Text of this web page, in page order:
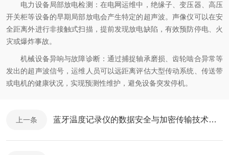
电力设备局部放电检测：在电网运维中，绝缘子、变压器、高压
开关柜等设备的早期局部放电会产生特定的超声波。声像仪可以在安
全距离外进行非接触式扫描，提前发现放电缺陷，有效预防停电、火
灾或爆炸事故。
机械设备异响与故障诊断：通过捕捉轴承磨损、齿轮啮合异常等
发出的超声波信号，运维人员可以远距离评估大型传动系统、传送带
或电机的健康状况，实现预测性维护，避免设备突发停机。
上一条 蓝牙温度记录仪的数据安全与加密传输技术探讨